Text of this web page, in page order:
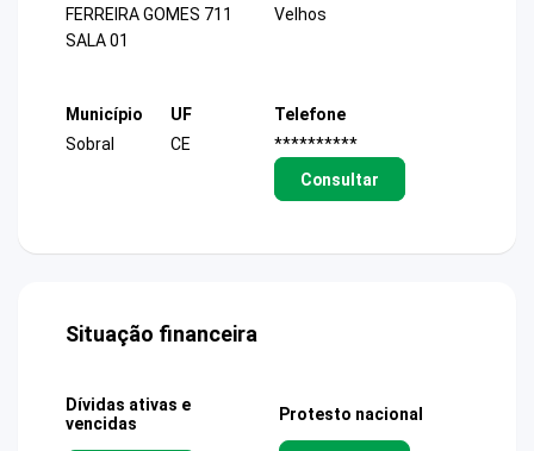
FERREIRA GOMES 711
SALA 01
Velhos
Município
Sobral
UF
CE
Telefone
**********
Consultar
Situação financeira
Dívidas ativas e
vencidas
Protesto nacional